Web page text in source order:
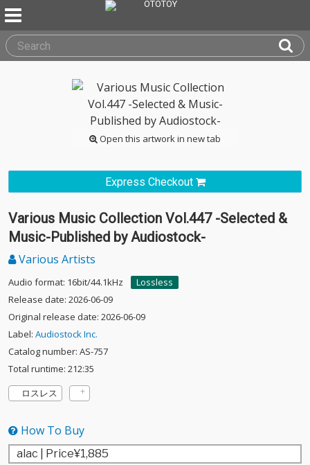
Open this artwork in new tab
Express Checkout
Various Music Collection Vol.447 -Selected &
Music-Published by Audiostock-
Various Artists
Audio format: 16bit/44.1kHz
Lossless
Release date: 2026-06-09
Original release date: 2026-06-09
Label: Audiostock Inc.
Catalog number: AS-757
Total runtime: 212:35
ロスレス
How To Buy